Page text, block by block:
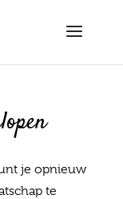
je opnieuw
te